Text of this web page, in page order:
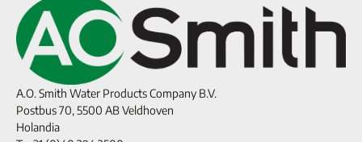
A.O. Smith Water Products Company B.V.
Postbus 70, 5500 AB Veldhoven
Holandia